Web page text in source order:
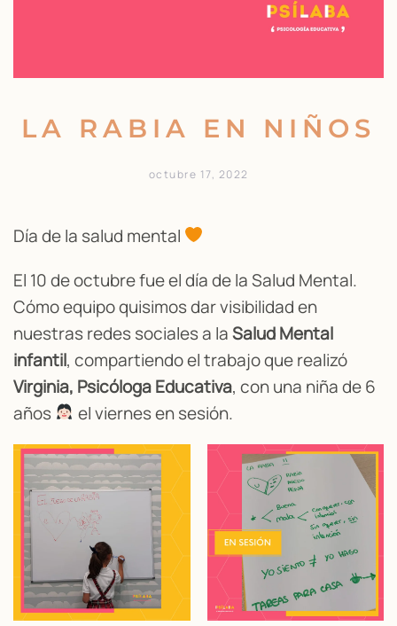
LA RABIA EN NIÑOS
octubre 17, 2022
Día de la salud mental
El 10 de octubre fue el día de la Salud Mental.
Cómo equipo quisimos dar visibilidad en
nuestras redes sociales a laSalud Mental
infantil, compartiendo el trabajo que realizó
Virginia, Psicóloga Educativa, con una niña de 6
años
el viernes en sesión.